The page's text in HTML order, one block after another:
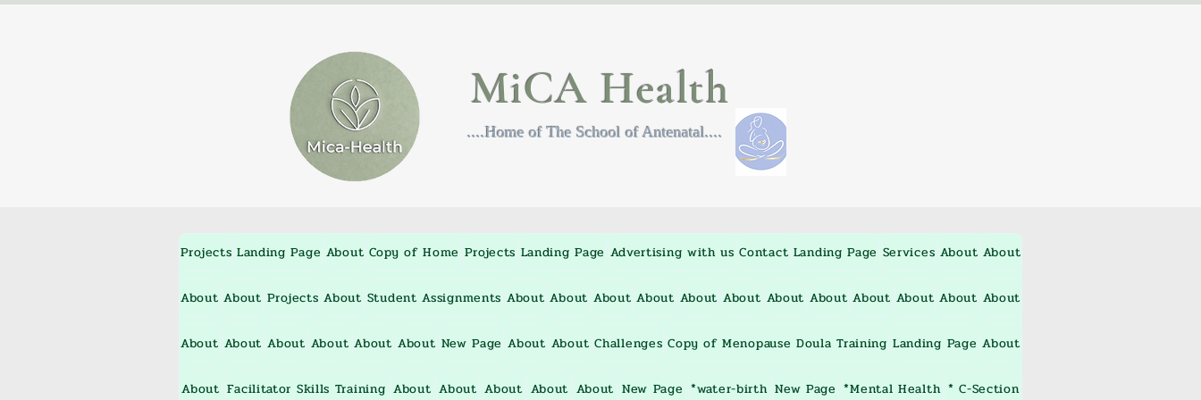
MiCA Health
....Home of The School of Antenatal....
Projects Landing Page About Copy of Home Projects Landing Page Advertising with us Contact Landing Page Services About About
About About Projects About Student Assignments About About About About About About About About About About About About
About About About About About About New Page About About Challenges Copy of Menopause Doula Training Landing Page About
About Facilitator Skills Training About About About About About New Page *water-birth New Page *Mental Health * C-Section